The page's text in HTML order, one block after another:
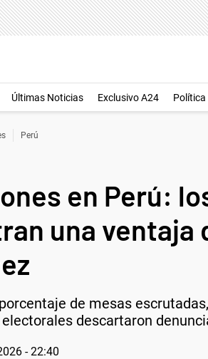
Últimas Noticias Exclusivo A24 Política
Perú
en Perú:
una ventaja
de mesas
descartaron
- 22:40